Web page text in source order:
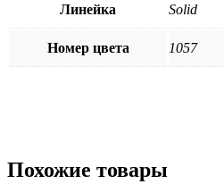
Линейка Solid
Номер цвета 1057
Похожие товары